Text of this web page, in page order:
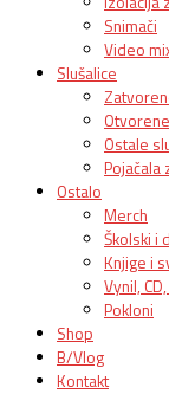
Snimači
Video
Slušalice
Ostale
Pojačala
Ostalo
Merch
Školski i
Knjige i
Vynil,
Pokloni
Shop
B/Vlog
Kontakt